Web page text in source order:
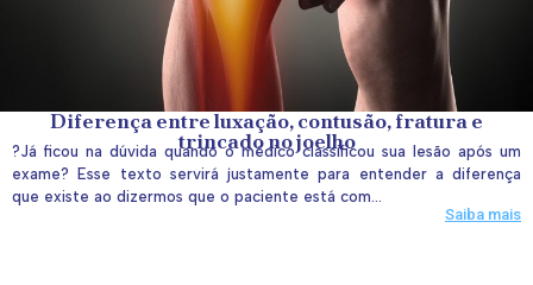
Diferença entre luxação, contusão, fratura e
trincado no joelho
?Já ficou na dúvida quando o médico classificou sua lesão após um
exame? Esse texto servirá justamente para entender a diferença
que existe ao dizermos que o paciente está com...
Saiba mais